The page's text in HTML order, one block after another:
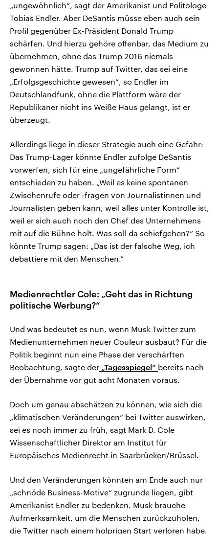
„ungewöhnlich“, sagt der Amerikanist und Politologe
Tobias Endler. Aber DeSantis müsse eben auch sein
Profil gegenüber Ex-Präsident Donald Trump
schärfen. Und hierzu gehöre offenbar, das Medium zu
übernehmen, ohne das Trump 2016 niemals
gewonnen hätte. Trump auf Twitter, das sei eine
„Erfolgsgeschichte gewesen“, so Endler im
Deutschlandfunk, ohne die Plattform wäre der
Republikaner nicht ins Weiße Haus gelangt, ist er
überzeugt.
Allerdings liege in dieser Strategie auch eine Gefahr:
Das Trump-Lager könnte Endler zufolge DeSantis
vorwerfen, sich für eine „ungefährliche Form“
entschieden zu haben. „Weil es keine spontanen
Zwischenrufe oder -fragen von Journalistinnen und
Journalisten geben kann, weil alles unter Kontrolle ist,
weil er sich auch noch den Chef des Unternehmens
mit auf die Bühne holt. Was soll da schiefgehen?“ So
könnte Trump sagen: „Das ist der falsche Weg, ich
debattiere mit den Menschen.“
Medienrechtler Cole: „Geht das in Richtung
politische Werbung?“
Und was bedeutet es nun, wenn Musk Twitter zum
Medienunternehmen neuer Couleur ausbaut? Für die
Politik beginnt nun eine Phase der verschärften
Beobachtung, sagte der „Tagesspiegel“ bereits nach
der Übernahme vor gut acht Monaten voraus.
Doch um genau abschätzen zu können, wie sich die
„klimatischen Veränderungen“ bei Twitter auswirken,
sei es noch immer zu früh, sagt Mark D. Cole
Wissenschaftlicher Direktor am Institut für
Europäisches Medienrecht in Saarbrücken/Brüssel.
Und den Veränderungen könnten am Ende auch nur
„schnöde Business-Motive“ zugrunde liegen, gibt
Amerikanist Endler zu bedenken. Musk brauche
Aufmerksamkeit, um die Menschen zurückzuholen,
die Twitter nach einem holprigen Start verloren habe.